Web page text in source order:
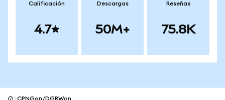
Calificación
4.7
Descargas
50M+
Reseñas
75.8K
CPNGon/DGRWon